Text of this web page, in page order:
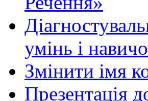
умінь і
Змінити імя
Презентація